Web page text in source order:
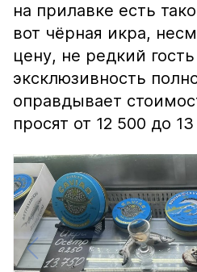
на прилавке есть
вот чёрная икра,
цену, не редкий
эксклюзивность
оправдывает
просят от 12 500 до